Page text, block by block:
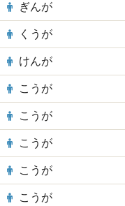
ぎんが
くうが
けんが
こうが
こうが
こうが
こうが
こうが